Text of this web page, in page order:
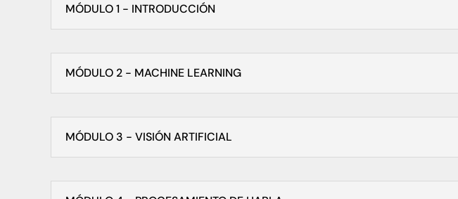
MÓDULO 1 - INTRODUCCIÓN
MÓDULO 2 - MACHINE LEARNING
MÓDULO 3 - VISIÓN ARTIFICIAL